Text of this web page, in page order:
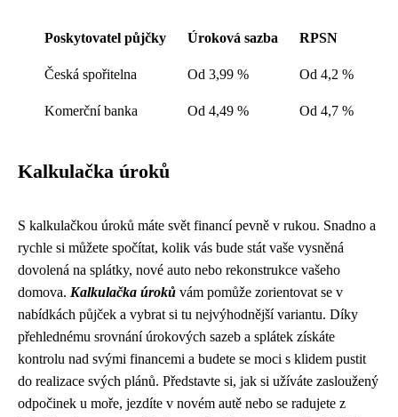
Poskytovatel půjčky Úroková sazba RPSN
Česká spořitelna Od 3,99 % Od 4,2 %
Komerční banka Od 4,49 % Od 4,7 %
Kalkulačka úroků
S kalkulačkou úroků máte svět financí pevně v rukou. Snadno a
rychle si můžete spočítat, kolik vás bude stát vaše vysněná
dovolená na splátky, nové auto nebo rekonstrukce vašeho
domova. Kalkulačka úroků vám pomůže zorientovat se v
nabídkách půjček a vybrat si tu nejvýhodnější variantu. Díky
přehlednému srovnání úrokových sazeb a splátek získáte
kontrolu nad svými financemi a budete se moci s klidem pustit
do realizace svých plánů. Představte si, jak si užíváte zasloužený
odpočinek u moře, jezdíte v novém autě nebo se radujete z